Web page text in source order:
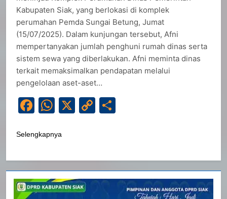
Kabupaten Siak, yang berlokasi di komplek
perumahan Pemda Sungai Betung, Jumat
(15/07/2025). Dalam kunjungan tersebut, Afni
mempertanyakan jumlah penghuni rumah dinas serta
sistem sewa yang diberlakukan. Afni meminta dinas
terkait memaksimalkan pendapatan melalui
pengelolaan aset-aset…
Facebook
WhatsApp
X
Copy
Selengkapnya